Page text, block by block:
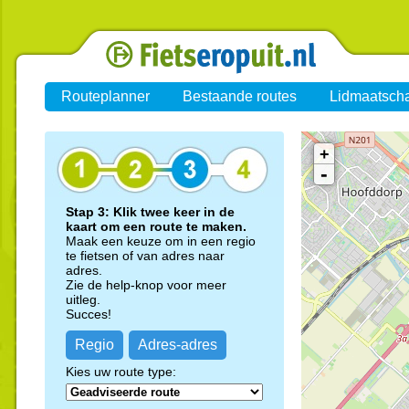
Routeplanner Bestaande routes
Stap 3: Klik twee keer in de
kaart om een route te maken.
Maak een keuze om in een regio
te fietsen of van adres naar
adres.
Zie de help-knop voor meer
uitleg.
Succes!
Regio Adres-adres
Kies uw route type:
+
-